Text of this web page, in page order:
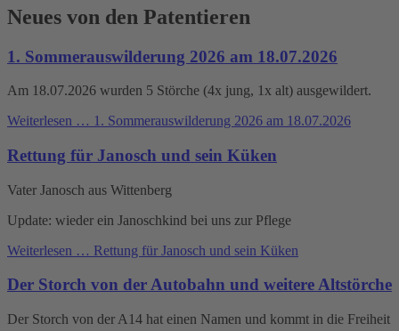
Neues von den Patentieren
1. Sommerauswilderung 2026 am 18.07.2026
Am 18.07.2026 wurden 5 Störche (4x jung, 1x alt) ausgewildert.
Weiterlesen … 1. Sommerauswilderung 2026 am 18.07.2026
Rettung für Janosch und sein Küken
Vater Janosch aus Wittenberg
Update: wieder ein Janoschkind bei uns zur Pflege
Weiterlesen … Rettung für Janosch und sein Küken
Der Storch von der Autobahn und weitere Altstörche
Der Storch von der A14 hat einen Namen und kommt in die Freiheit